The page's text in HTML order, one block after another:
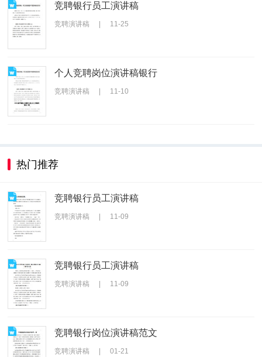
竞聘银行员工演讲稿
竞聘演讲稿 11-25
个人竞聘岗位演讲稿银行
竞聘演讲稿 11-10
热门推荐
竞聘银行员工演讲稿
竞聘演讲稿 | 11-09
竞聘银行员工演讲稿
竞聘演讲稿 | 11-09
竞聘银行岗位演讲稿范文
竞聘演讲稿 | 01-21